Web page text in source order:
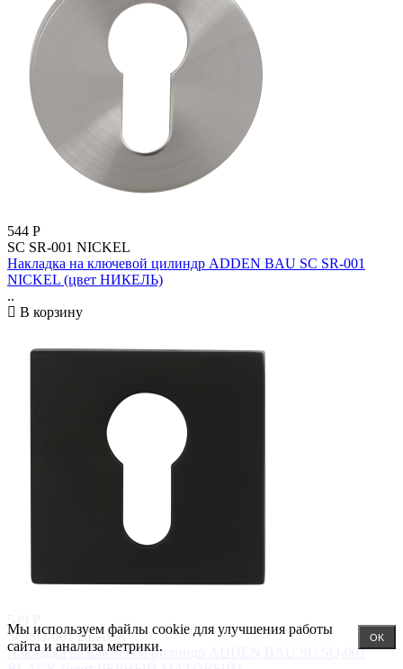
544 Р
SC SR-001 NICKEL
Накладка на ключевой цилиндр ADDEN BAU SC SR-001
NICKEL (цвет НИКЕЛЬ)
..
В корзину
SC SQ-001 BLACK
Накладка на ключевой цилиндр ADDEN BAU SC SQ-001
Мы используем файлы cookie для улучшения работы
сайта и анализа метрики.
OK